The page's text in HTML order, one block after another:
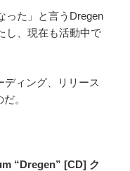
った」と言うDregen
し、現在も活動中で
ディング、リリース
。
“Dregen” [CD] ク